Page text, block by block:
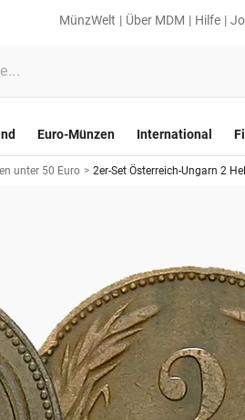
MünzWelt Über MDM Hilfe
Euro-Münzen International
unter 50 Euro > 2er-Set Österreich-Ungarn 2